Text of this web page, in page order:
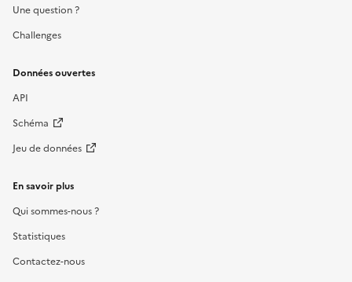
Une question ?
Challenges
Données ouvertes
API
Schéma
Jeu de données
En savoir plus
Qui sommes-nous ?
Statistiques
Contactez-nous